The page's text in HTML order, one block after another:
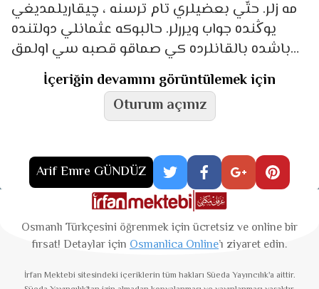
مه زلر. حتّي بعضيلري تام ترسنه ، چيقاريلمديغي
يوڭنده جواب ويررلر. حالبوكه عثمانلي دولتنده
باشده بالقانلرده كي صماقو قصبه سي اولمق
İçeriğin devamını görüntülemek için
Oturum açınız
Arif Emre GÜNDÜZ
Osmanlı Türkçesini öğrenmek için ücretsiz ve online bir
fırsat! Detaylar için Osmanlica Online’ı ziyaret edin.
İrfan Mektebi sitesindeki içeriklerin tüm hakları Süeda Yayıncılık'a aittir.